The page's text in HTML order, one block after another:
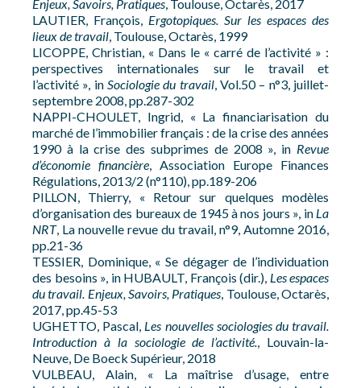
Enjeux, Savoirs, Pratiques, Toulouse, Octarès, 2017
LAUTIER, François, Ergotopiques. Sur les espaces des
lieux de travail, Toulouse, Octarès, 1999
LICOPPE, Christian, « Dans le « carré de l’activité » :
perspectives internationales sur le travail et
l’activité », in Sociologie du travail, Vol.50 – n°3, juillet-
septembre 2008, pp.287-302
NAPPI-CHOULET, Ingrid, « La financiarisation du
marché de l’immobilier français : de la crise des années
1990 à la crise des subprimes de 2008 », in Revue
d’économie financière, Association Europe Finances
Régulations, 2013/2 (n°110), pp.189-206
PILLON, Thierry, « Retour sur quelques modèles
d’organisation des bureaux de 1945 à nos jours », in La
NRT, La nouvelle revue du travail, n°9, Automne 2016,
pp.21-36
TESSIER, Dominique, « Se dégager de l’individuation
des besoins », in HUBAULT, François (dir.), Les espaces
du travail. Enjeux, Savoirs, Pratiques, Toulouse, Octarès,
2017, pp.45-53
UGHETTO, Pascal, Les nouvelles sociologies du travail.
Introduction à la sociologie de l’activité., Louvain-la-
Neuve, De Boeck Supérieur, 2018
VULBEAU, Alain, « La maîtrise d’usage, entre